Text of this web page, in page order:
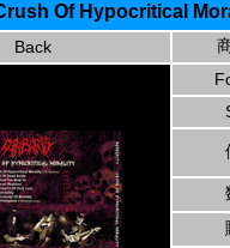
Of Hypocritical
Back